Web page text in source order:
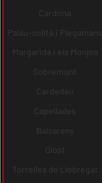
Cardona
Palau-solità i Plegamans
Margarida i els Monjos
Sobremunt
Cardedeu
Capellades
Balsareny
Olost
Torrelles de Llobregat